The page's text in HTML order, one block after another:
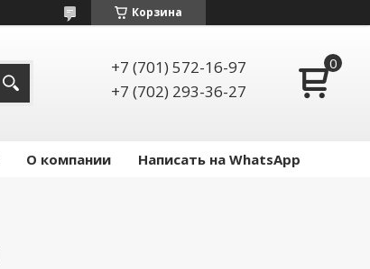
Корзина
+7 (701) 572-16-97
+7 (702) 293-36-27
О компании Написать на WhatsApp